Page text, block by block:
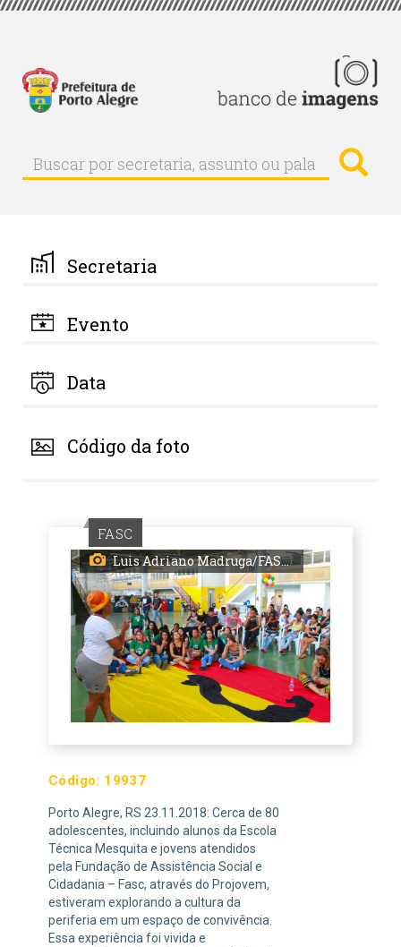
Pular
principal
Buscar
Buscar
por
palavra-
chave
Secretaria
Evento
Data
Código da foto
FASC
Luis Adriano Madruga/FASC PMPA
Código: 19937
Porto Alegre, RS 23.11.2018: Cerca de 80
adolescentes, incluindo alunos da Escola
Técnica Mesquita e jovens atendidos
pela Fundação de Assistência Social e
Cidadania – Fasc, através do Projovem,
estiveram explorando a cultura da
periferia em um espaço de convivência.
Essa experiência foi vivida e